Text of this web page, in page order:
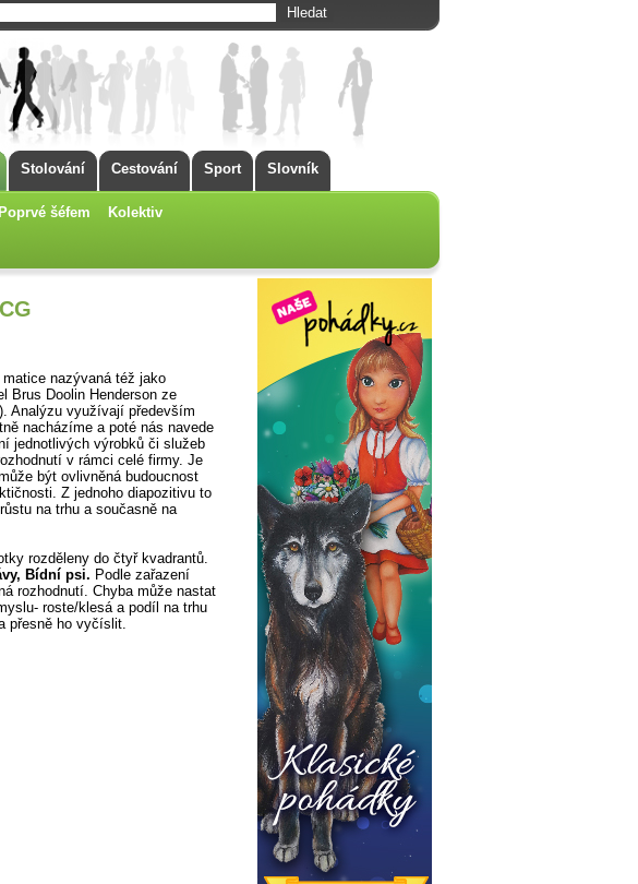
Stolování Cestování Sport Slovník
Poprvé šéfem Kolektiv
nazývaná též jako
Brus Doolin Henderson ze
Analýzu využívají především
nacházíme a poté nás navede
jednotlivých výrobků či služeb
v rámci celé firmy. Je
být ovlivněná budoucnost
Z jednoho diapozitivu to
na trhu a současně na
rozděleny do čtyř kvadrantů.
Bídní psi. Podle zařazení
rozhodnutí. Chyba může nastat
roste/klesá a podíl na trhu
přesně ho vyčíslit.